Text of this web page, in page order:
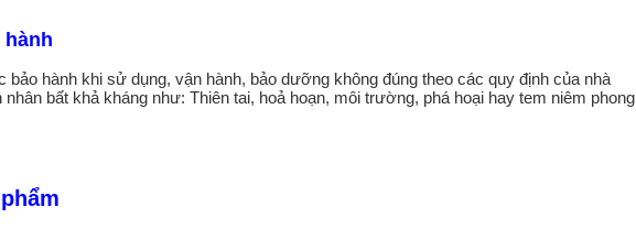
bảo hành khi sử dụng, vận hành, bảo dưỡng không đúng theo các quy định của nhà
bất khả kháng như: Thiên tai, hoả hoạn, môi trường, phá hoại hay tem niêm phong